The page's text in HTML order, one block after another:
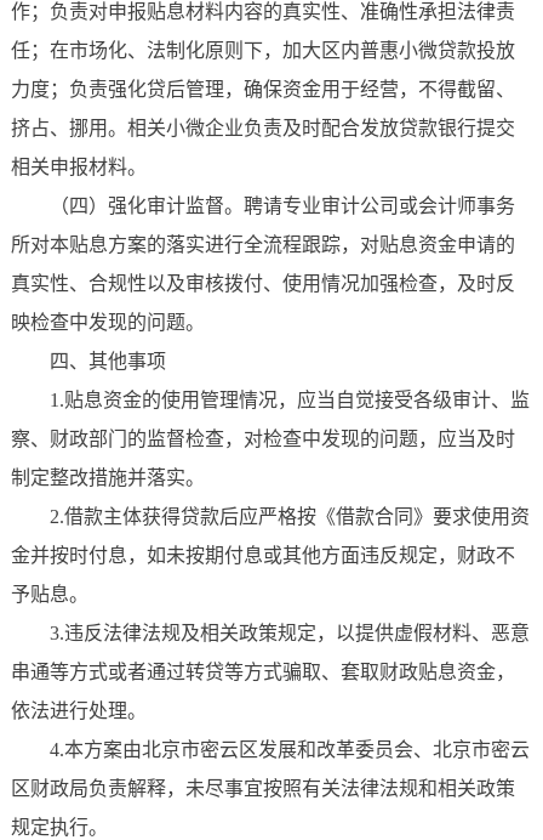
作；负责对申报贴息材料内容的真实性、准确性承担法律责
任；在市场化、法制化原则下，加大区内普惠小微贷款投放
力度；负责强化贷后管理，确保资金用于经营，不得截留、
挤占、挪用。相关小微企业负责及时配合发放贷款银行提交
相关申报材料。
（四）强化审计监督。聘请专业审计公司或会计师事务
所对本贴息方案的落实进行全流程跟踪，对贴息资金申请的
真实性、合规性以及审核拨付、使用情况加强检查，及时反
映检查中发现的问题。
四、其他事项
1.贴息资金的使用管理情况，应当自觉接受各级审计、监
察、财政部门的监督检查，对检查中发现的问题，应当及时
制定整改措施并落实。
2.借款主体获得贷款后应严格按《借款合同》要求使用资
金并按时付息，如未按期付息或其他方面违反规定，财政不
予贴息。
3.违反法律法规及相关政策规定，以提供虚假材料、恶意
串通等方式或者通过转贷等方式骗取、套取财政贴息资金，
依法进行处理。
4.本方案由北京市密云区发展和改革委员会、北京市密云
区财政局负责解释，未尽事宜按照有关法律法规和相关政策
规定执行。